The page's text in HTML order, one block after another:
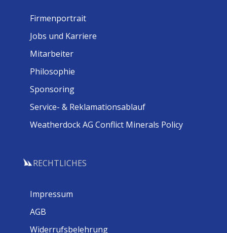
Firmenportrait
Jobs und Karriere
Mitarbeiter
Philosophie
Sponsoring
Service- & Reklamationsablauf
Weatherdock AG Conflict Minerals Policy
RECHTLICHES
Impressum
AGB
Widerrufsbelehrung